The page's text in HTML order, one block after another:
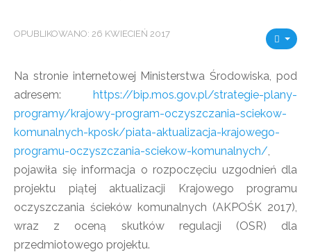
OPUBLIKOWANO: 26 KWIECIEŃ 2017
Na stronie internetowej Ministerstwa Środowiska, pod
adresem: https://bip.mos.gov.pl/strategie-plany-
programy/krajowy-program-oczyszczania-sciekow-
komunalnych-kposk/piata-aktualizacja-krajowego-
programu-oczyszczania-sciekow-komunalnych/,
pojawiła się informacja o rozpoczęciu uzgodnień dla
projektu piątej aktualizacji Krajowego programu
oczyszczania ścieków komunalnych (AKPOŚK 2017),
wraz z oceną skutków regulacji (OSR) dla
przedmiotowego projektu.